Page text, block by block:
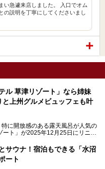
い急遽来店しました。 入口でオム
の説明を丁寧にしてくださいまし
ル 草津リゾート」なら姉妹
上州グルメビュッフェも叶
に開放感のある露天風呂が人気の
ート」が2025年12月25日にリニュ
て、上州グルメにこだわったビュ
シャトルバスで楽々、さらに草津
草津温泉 大東舘」「亀の井ホテ
サウナ！宿泊もできる「水沼
ート